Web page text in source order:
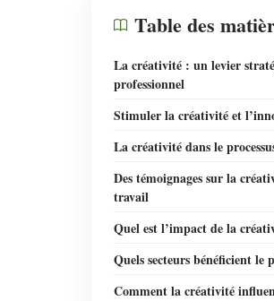
Table des
La créativité : un levier
professionnel
Stimuler la créativité et
La créativité dans le
Des témoignages sur la
travail
Quel est l’impact de la
Quels secteurs bénéficient le
Comment la créativité